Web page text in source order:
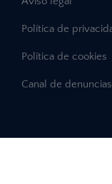
Política de
Política de cookies
Canal de denuncias